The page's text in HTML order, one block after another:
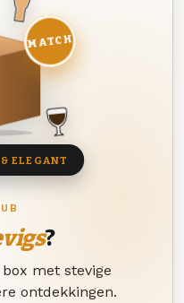
?
met stevige
ontdekkingen.
MATCH
ELEGANT